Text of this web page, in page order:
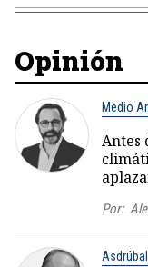
Opinión
Medio
Antes
Por: